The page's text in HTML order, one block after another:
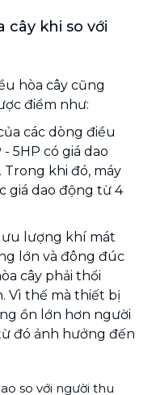
cây khi so với
hòa cây cũng
điểm như:
các dòng điều
5HP có giá dao
khi đó, máy
giá dao động từ 4
lượng khí mát
lớn và đông đúc
cây phải thổi
Vì thế mà thiết bị
ồn lớn hơn người
đó ảnh hưởng đến